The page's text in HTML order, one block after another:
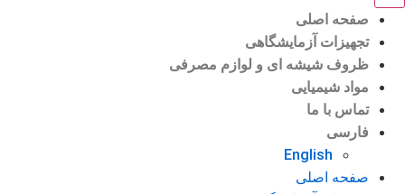
صفحه اصلی
تجهیزات آزمایشگاهی
ظروف شیشه ای و لوازم مصرفی
مواد شیمیایی
تماس با ما
فارسی
English
صفحه اصلی